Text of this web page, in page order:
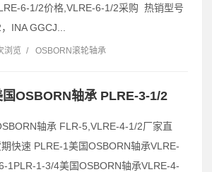
6-1/2价格,VLRE-6-1/2采购 热销型号
INA GGCJ...
浏览 / OSBORN滚轮轴承
OSBORN轴承 PLRE-3-1/2
轴承 FLR-5,VLRE-4-1/2厂家直
快速 PLRE-1美国OSBORN轴承VLRE-
1PLR-1-3/4美国OSBORN轴承VLRE-4-